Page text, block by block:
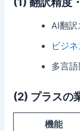
AI翻訳
ビジ
多言
(2) プラスの
機能